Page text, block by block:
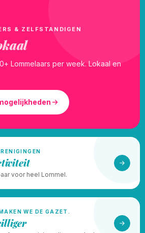
& ZELFSTANDIGEN
Lommelaars per week. Lokaal en
voor heel Lommel.
WE DE GAZET.